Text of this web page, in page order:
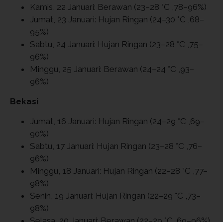
Kamis, 22 Januari: Berawan (23–28 °C ,78–96%)
Jumat, 23 Januari: Hujan Ringan (24–30 °C ,68–
95%)
Sabtu, 24 Januari: Hujan Ringan (23–28 °C ,75–
96%)
Minggu, 25 Januari: Berawan (24–24 °C ,93–
96%)
Bekasi
Jumat, 16 Januari: Hujan Ringan (24–29 °C ,69–
90%)
Sabtu, 17 Januari: Hujan Ringan (23–28 °C ,76–
96%)
Minggu, 18 Januari: Hujan Ringan (22–28 °C ,77–
98%)
Senin, 19 Januari: Hujan Ringan (22–29 °C ,73–
98%)